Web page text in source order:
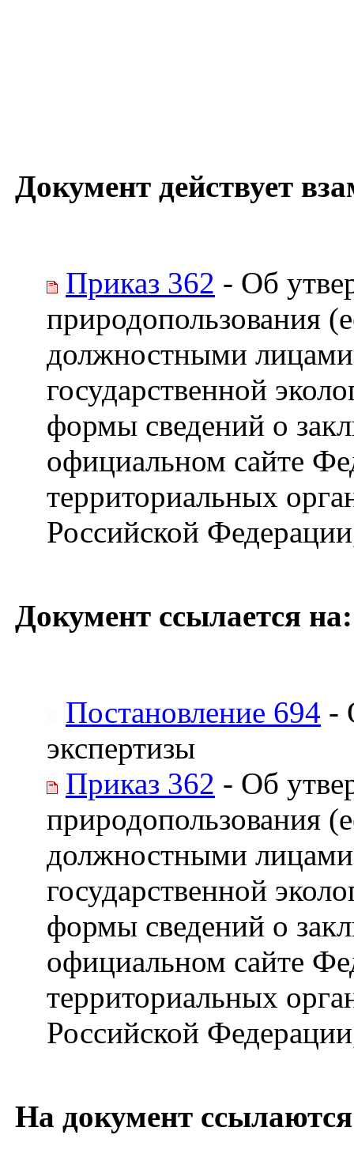
Документ действует
Приказ 362 - Об
природопользования
должностными лицами
государственной
формы сведений о
официальном сайте
территориальных
Российской
Документ ссылается на:
Постановление 694 -
экспертизы
Приказ 362 - Об
природопользования
должностными лицами
государственной
формы сведений о
официальном сайте
территориальных
Российской
На документ